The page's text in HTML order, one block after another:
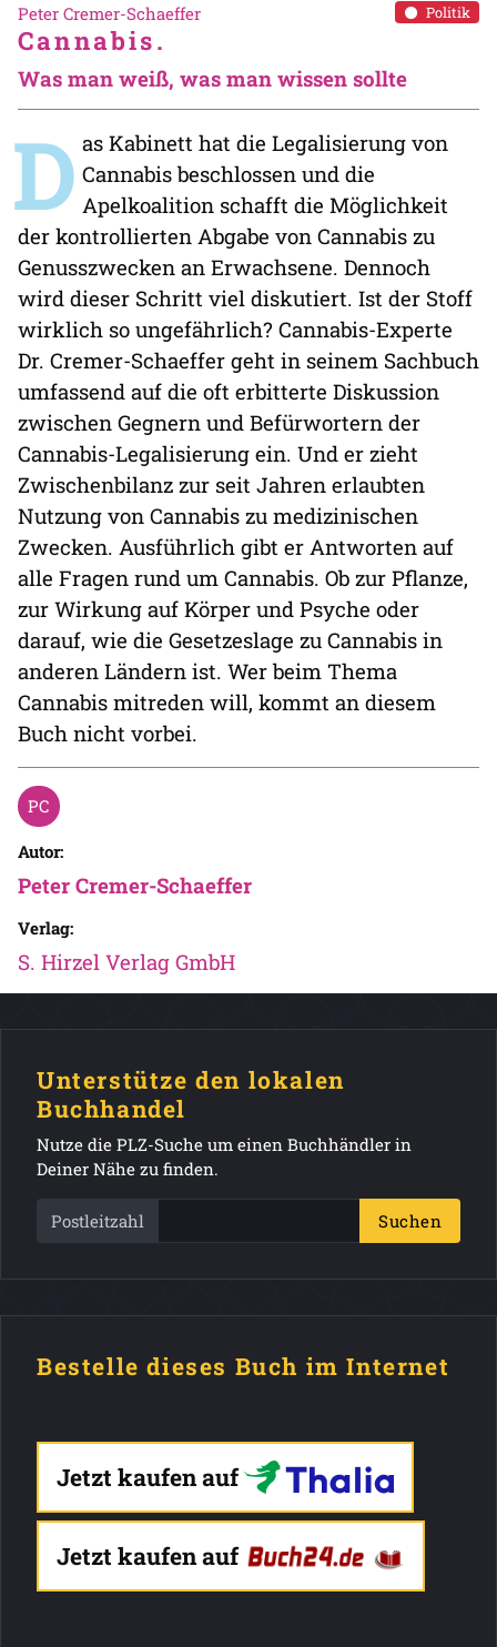
Politik
Peter Cremer-Schaeffer
Cannabis.
Was man weiß, was man wissen sollte
D as Kabinett hat die Legalisierung von
Cannabis beschlossen und die
Apelkoalition schafft die Möglichkeit
der kontrollierten Abgabe von Cannabis zu
Genusszwecken an Erwachsene. Dennoch
wird dieser Schritt viel diskutiert. Ist der Stoff
wirklich so ungefährlich? Cannabis-Experte
Dr. Cremer-Schaeffer geht in seinem Sachbuch
umfassend auf die oft erbitterte Diskussion
zwischen Gegnern und Befürwortern der
Cannabis-Legalisierung ein. Und er zieht
Zwischenbilanz zur seit Jahren erlaubten
Nutzung von Cannabis zu medizinischen
Zwecken. Ausführlich gibt er Antworten auf
alle Fragen rund um Cannabis. Ob zur Pflanze,
zur Wirkung auf Körper und Psyche oder
darauf, wie die Gesetzeslage zu Cannabis in
anderen Ländern ist. Wer beim Thema
Cannabis mitreden will, kommt an diesem
Buch nicht vorbei.
Autor:
Peter Cremer-Schaeffer
Verlag:
S. Hirzel Verlag GmbH
Unterstütze den lokalen
Buchhandel
Nutze die PLZ-Suche um einen Buchhändler in
Deiner Nähe zu finden.
Postleitzahl Suchen
Bestelle dieses Buch im Internet
Jetzt kaufen auf
Jetzt kaufen auf